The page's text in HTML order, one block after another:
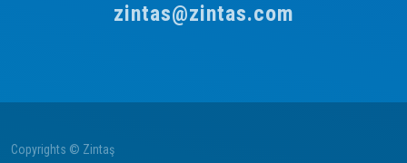
zintas@zintas.com
Copyrights © Zintaş